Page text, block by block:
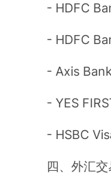
- HDFC
- HDFC
- Axis Bank
- YES FIRST
- HSBC Visa
四、外汇交